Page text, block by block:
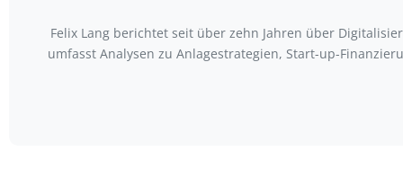
Felix Lang berichtet seit über zehn Jahren über
umfasst Analysen zu Anlagestrategien, Start-up-